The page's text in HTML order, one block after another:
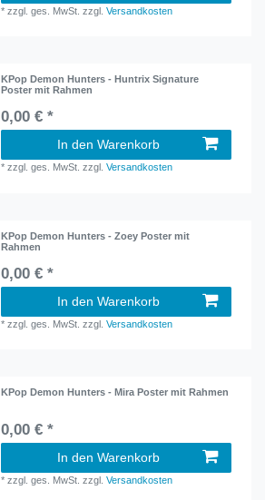
*zzgl. ges. MwSt. zzgl.Versandkosten
KPop Demon Hunters - Huntrix Signature
Poster mit Rahmen
0,00 € *
In den Warenkorb
*zzgl. ges. MwSt. zzgl.Versandkosten
KPop Demon Hunters - Zoey Poster mit
Rahmen
0,00 € *
In den Warenkorb
*zzgl. ges. MwSt. zzgl.Versandkosten
KPop Demon Hunters - Mira Poster mit Rahmen
0,00 € *
In den Warenkorb
*zzgl. ges. MwSt. zzgl.Versandkosten